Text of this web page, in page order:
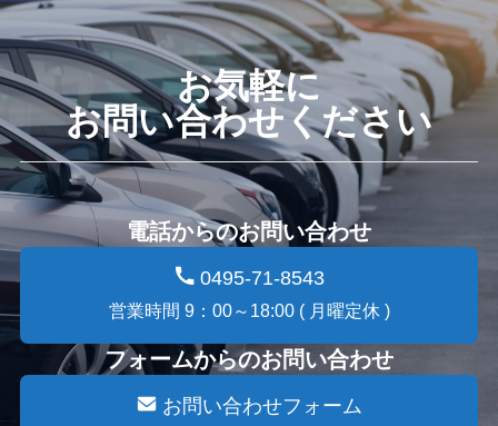
お気軽に
お問い合わせください
電話からのお問い合わせ
0495-71-8543
営業時間 9：00～18:00 ( 月曜定休 )
フォームからのお問い合わせ
お問い合わせフォーム